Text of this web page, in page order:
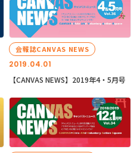
2019.04.01
会報誌CANVAS NEWS
【CANVAS NEWS】2019年4・5月号